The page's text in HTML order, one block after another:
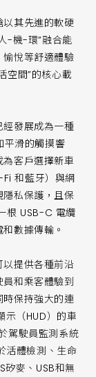
其先進的軟硬
-機-環”融合能
悅等舒適體驗
空間”的核心載
發展成為一種
平滑的觸摸響
客戶選擇新車
和藍牙）與網
私保護，且保
根 USB-C 電纜
數據傳輸。
提供各種前沿
和乘客體驗到
保持強大的連
（HUD）的車
駕駛員監測系統
活體檢測、生命
麥、USB和無